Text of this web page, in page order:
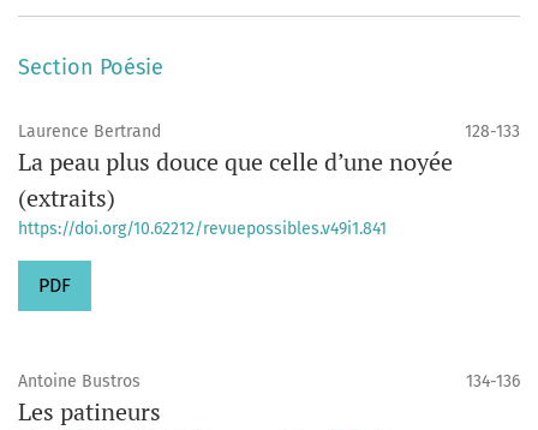
Section Poésie
Laurence Bertrand 128-133
La peau plus douce que celle d’une noyée
(extraits)
https://doi.org/10.62212/revuepossibles.v49i1.841
PDF
Antoine Bustros 134-136
Les patineurs